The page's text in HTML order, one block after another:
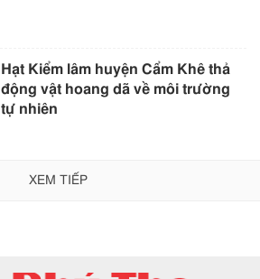
Hạt Kiểm lâm huyện Cẩm Khê thả
động vật hoang dã về môi trường
tự nhiên
XEM TIẾP